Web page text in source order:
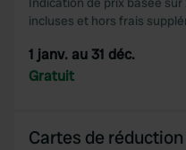
may combine it with
of their services.
incluses et hors frais
1 janv. au 31 déc.
Gratuit
Cartes de réduction